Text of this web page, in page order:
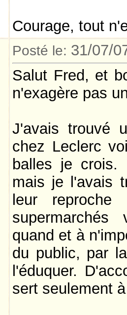
Courage, tout
Posté le: 31/07/
Salut Fred, et
n'exagère pas
J'avais trouvé
chez Leclerc
balles je crois.
mais je l'avais
leur
supermarchés
quand et à
du public, par
l'éduquer.
sert seulement